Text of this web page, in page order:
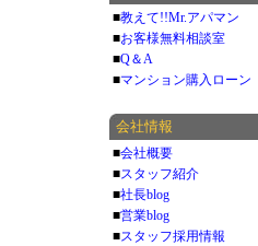
■教えて!!Mr.アパマン
■お客様無料相談室
■Q＆A
■マンション購入ローン
会社情報
■会社概要
■スタッフ紹介
■社長blog
■営業blog
■スタッフ採用情報